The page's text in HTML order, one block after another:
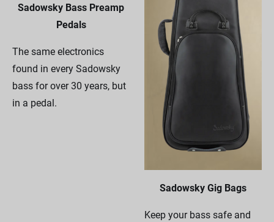
Sadowsky Bass Preamp
Pedals
The same electronics
found in every Sadowsky
bass for over 30 years, but
in a pedal.
Sadowsky Gig Bags
Keep your bass safe and